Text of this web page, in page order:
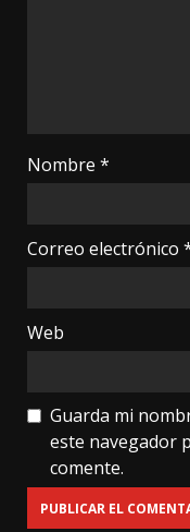
Nombre *
Correo electrónico
Web
Guarda mi
este navegador
comente.